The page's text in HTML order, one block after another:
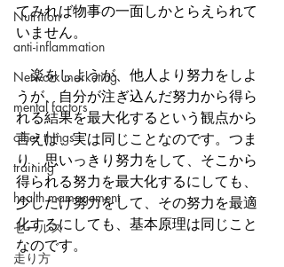
Nutrition
anti-inflammation
Network marketing
mental factors
other things
training
health mamagement
セールス
走り方
てみれば物事の一面しかとらえられて
いません。
楽をしようが、他人より努力をしよ
うが、自分が注ぎ込んだ努力から得ら
れる結果を最大化するという観点から
言えば、実は同じことなのです。つま
り、思いっきり努力をして、そこから
得られる努力を最大化するにしても、
少しだけ努力をして、その努力を最適
化するにしても、基本原理は同じこと
なのです。